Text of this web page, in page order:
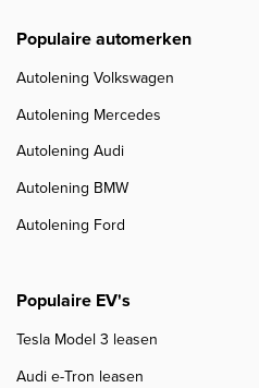
Populaire automerken
Autolening Volkswagen
Autolening Mercedes
Autolening Audi
Autolening BMW
Autolening Ford
Populaire EV's
Tesla Model 3 leasen
Audi e-Tron leasen